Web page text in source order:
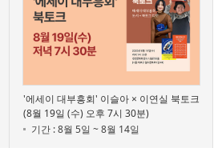
'에세이 대부흥회' 이슬아 × 이연실 북토크
(8월 19일 (수) 오후 7시 30분)
기간 : 8월 5일 ~ 8월 14일